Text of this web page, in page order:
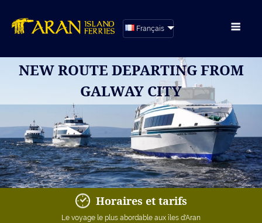
Français
NEW ROUTE DEPARTING FROM
GALWAY CITY
Horaires et tarifs
Le voyage le plus abordable aux îles d'Aran